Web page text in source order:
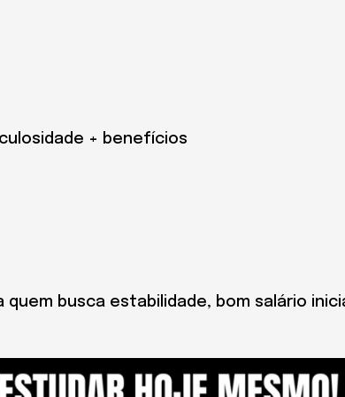
+ benefícios
busca estabilidade, bom salário